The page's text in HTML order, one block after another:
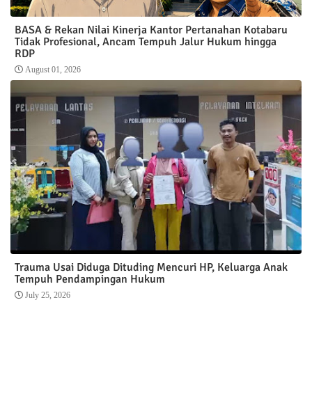
BASA & Rekan Nilai Kinerja Kantor Pertanahan Kotabaru
Tidak Profesional, Ancam Tempuh Jalur Hukum hingga
RDP
August 01, 2026
Trauma Usai Diduga Dituding Mencuri HP, Keluarga Anak
Tempuh Pendampingan Hukum
July 25, 2026